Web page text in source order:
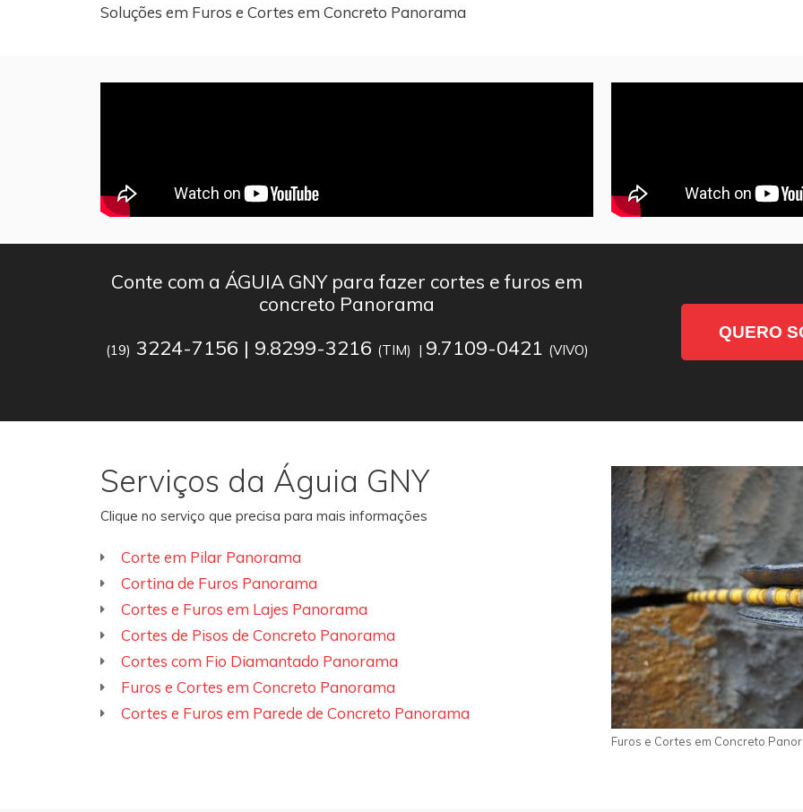
Soluções em Furos e Cortes em Concreto Panorama
Conte com a ÁGUIA GNY para fazer cortes e furos em
concreto Panorama
(19) 3224-7156 | 9.8299-3216 (TIM) | 9.7109-0421 (VIVO)
QUERO
Serviços da Águia GNY
Clique no serviço que precisa para mais informações
Corte em Pilar Panorama
Cortina de Furos Panorama
Cortes e Furos em Lajes Panorama
Cortes de Pisos de Concreto Panorama
Cortes com Fio Diamantado Panorama
Furos e Cortes em Concreto Panorama
Cortes e Furos em Parede de Concreto Panorama
Furos e Cortes em Concreto